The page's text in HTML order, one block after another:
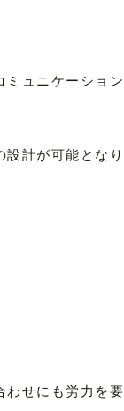
ミュニケーション
計が可能となり
わせにも労力を要